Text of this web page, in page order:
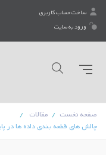
ساخت حساب کاربری
ورود به سایت
صفحه نخست
مقالات
چالش های قطعه بندی داده ها در